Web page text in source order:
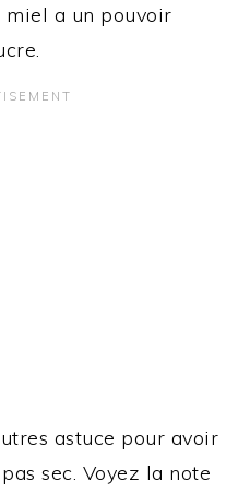
miel a un pouvoir
astuce pour avoir
sec. Voyez la note